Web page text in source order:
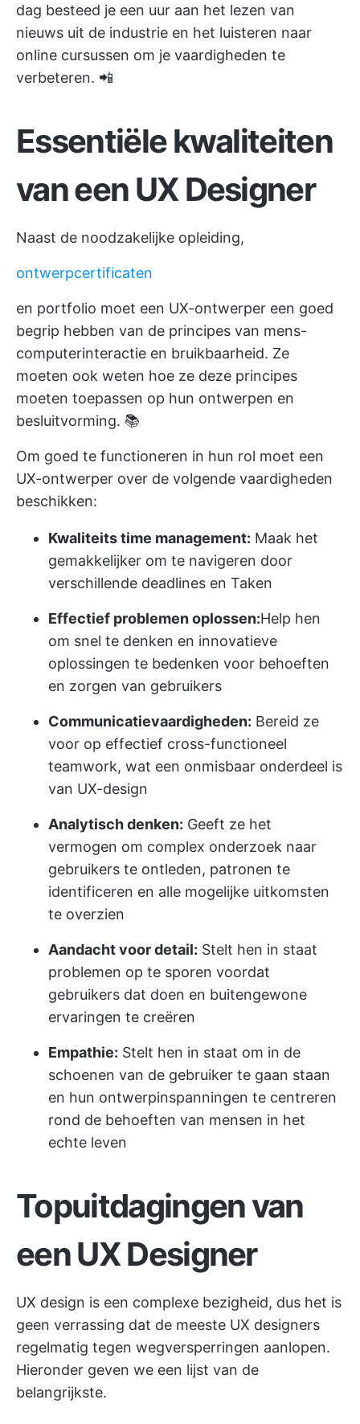
dag besteed je een uur aan het lezen van
nieuws uit de industrie en het luisteren naar
online cursussen om je vaardigheden te
verbeteren. 📲
Essentiële kwaliteiten
van een UX Designer
Naast de noodzakelijke opleiding,
ontwerpcertificaten
en portfolio moet een UX-ontwerper een goed
begrip hebben van de principes van mens-
computerinteractie en bruikbaarheid. Ze
moeten ook weten hoe ze deze principes
moeten toepassen op hun ontwerpen en
besluitvorming. 📚
Om goed te functioneren in hun rol moet een
UX-ontwerper over de volgende vaardigheden
beschikken:
Kwaliteits time management: Maak het
gemakkelijker om te navigeren door
verschillende deadlines en Taken
Effectief problemen oplossen:Help hen
om snel te denken en innovatieve
oplossingen te bedenken voor behoeften
en zorgen van gebruikers
Communicatievaardigheden: Bereid ze
voor op effectief cross-functioneel
teamwork, wat een onmisbaar onderdeel is
van UX-design
Analytisch denken: Geeft ze het
vermogen om complex onderzoek naar
gebruikers te ontleden, patronen te
identificeren en alle mogelijke uitkomsten
te overzien
Aandacht voor detail: Stelt hen in staat
problemen op te sporen voordat
gebruikers dat doen en buitengewone
ervaringen te creëren
Empathie: Stelt hen in staat om in de
schoenen van de gebruiker te gaan staan
en hun ontwerpinspanningen te centreren
rond de behoeften van mensen in het
echte leven
Topuitdagingen van
een UX Designer
UX design is een complexe bezigheid, dus het is
geen verrassing dat de meeste UX designers
regelmatig tegen wegversperringen aanlopen.
Hieronder geven we een lijst van de
belangrijkste.